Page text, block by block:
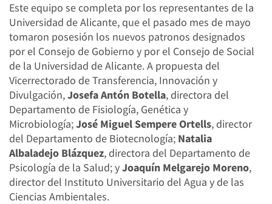
Este equipo se completa por los representantes de la
Universidad de Alicante, que el pasado mes de mayo
tomaron posesión los nuevos patronos designados
por el Consejo de Gobierno y por el Consejo de Social
de la Universidad de Alicante. A propuesta del
Vicerrectorado de Transferencia, Innovación y
Divulgación,Josefa Antón Botella, directora del
Departamento de Fisiología, Genética y
Microbiología;José Miguel Sempere Ortells, director
del Departamento de Biotecnología; Natalia
Albaladejo Blázquez, directora del Departamento de
Psicología de la Salud; yJoaquín Melgarejo Moreno,
director del Instituto Universitario del Agua y de las
Ciencias Ambientales.